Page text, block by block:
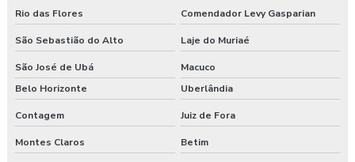
Esocial para segurança do trabalho
Esocial segurança do trabalho empresas
Exame admissional guarapuava
Exame admissional em pinhão
Rio das Flores Comendador Levy Gasparian
São Sebastião do Alto Laje do Muriaé
São José de Ubá
Macuco
Belo Horizonte
Uberlândia
Contagem Juiz de Fora
Montes Claros Betim